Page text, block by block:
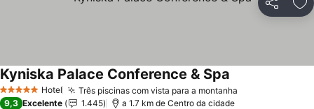
Partilhar
5 Estrelas Hotel Três piscinas com vista para a montanha
Kyniska Palace Conference & Spa
9,3 Excelente 1.445 a 1.7 km de Centro da cidade